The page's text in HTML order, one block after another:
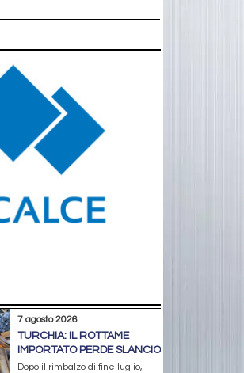
7 agosto 2026
TURCHIA: IL ROTTAME
IMPORTATO PERDE SLANCIO
Dopo il rimbalzo di fine luglio,